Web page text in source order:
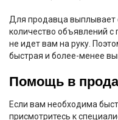
Для продавца выплывает
количество объявлений
не идет вам на руку.
быстрая и более-менее
Помощь в
Если вам необходима
присмотритесь к